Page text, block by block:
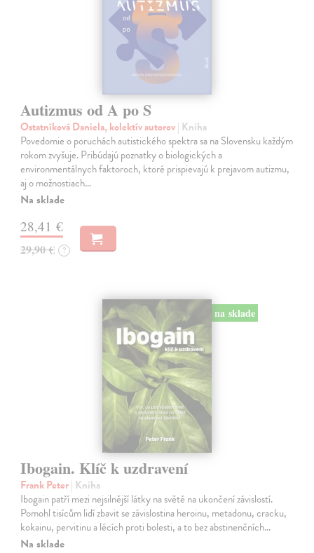
Autizmus od A po S
Ostatníková Daniela, kolektív autorov| Kniha
Povedomie o poruchách autistického spektra sa na Slovensku každým
rokom zvyšuje. Pribúdajú poznatky o biologických a
environmentálnych faktoroch, ktoré prispievajú k prejavom autizmu,
aj o možnostiach…
Na sklade
28,41 €
29,90 € ?
na sklade
Ibogain. Klíč k uzdravení
Frank Peter| Kniha
Ibogain patří mezi nejsilnější látky na světě na ukončení závislostí.
Pomohl tisícům lidí zbavit se závislostina heroinu, metadonu, cracku,
kokainu, pervitinu a lécích proti bolesti, a to bez abstinenčních…
Na sklade